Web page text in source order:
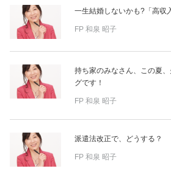
一生結婚しないかも?「高収
FP 和泉 昭子
持ち家のみなさん、この夏
グです！
FP 和泉 昭子
派遣法改正で、どうする？
FP 和泉 昭子